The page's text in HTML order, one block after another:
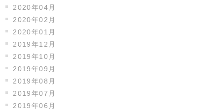
2020年04月
2020年02月
2020年01月
2019年12月
2019年10月
2019年09月
2019年08月
2019年07月
2019年06月